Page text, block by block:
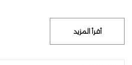
أقرأ المزيد